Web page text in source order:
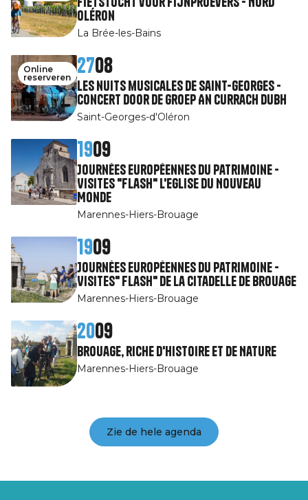
Oléron
La Brée-les-Bains
Online
reserveren
2708
Les nuits musicales de Saint-Georges -
Concert door de groep An Currach Dubh
Saint-Georges-d'Oléron
1909
Journées Européennes du Patrimoine -
Visites "Flash" l'Eglise du Nouveau
Monde
Marennes-Hiers-Brouage
1909
Journées Européennes du Patrimoine -
Visites" Flash" de la citadelle de Brouage
Marennes-Hiers-Brouage
2009
Brouage, riche d'Histoire et de Nature
Marennes-Hiers-Brouage
Zie de hele agenda